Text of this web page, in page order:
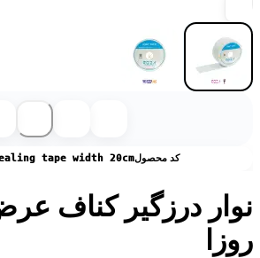
کد محصولtape width 20cm
روزا